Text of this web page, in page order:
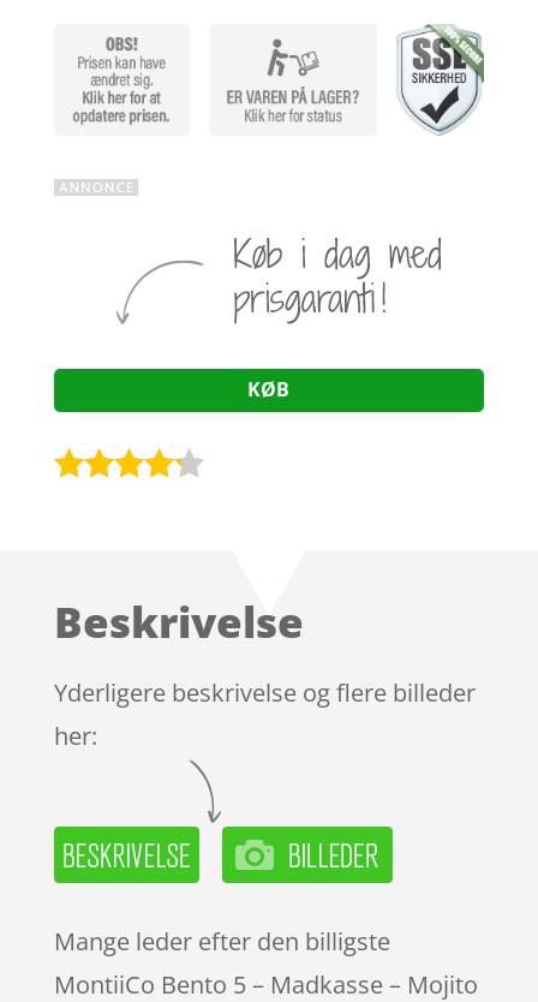
KØB
på
mmelser
Beskrivelse
Yderligere beskrivelse og flere billeder
her:
Mange leder efter den billigste
MontiiCo Bento 5 – Madkasse – Mojito